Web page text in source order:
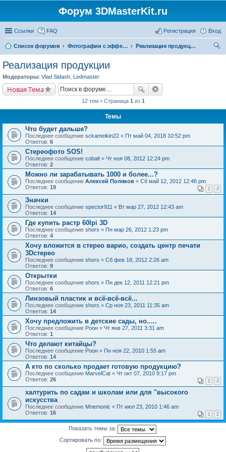
Форум 3DMasterKit.ru
Ссылки FAQ Вход
Регистрация
Список форумов Фотографии с эффектом стерео, варио, 3D, анимации, морфинга
Реализация продукции
Реализация продукции
Модераторы: Vlad Sidash Ledmaster
Новая Тема
12 тем • Страница 1 из 1
Темы
Что будет дальше?
Последнее сообщение sckameikin22 « Пт май 04, 2018 10:52 pm
Ответов: 6
Стереофото SOS!
Последнее сообщение cobalt « Чт ноя 08, 2012 12:24 pm
Ответов: 2
Можно ли зарабатывать 1000 и более...?
Последнее сообщение Алексей Поляков « Сб май 12, 2012 12:46 pm
Ответов: 19 1 2
Значки
Последнее сообщение spector911 « Вт мар 27, 2012 12:43 am
Ответов: 14
Где купить растр 60lpi 3D
Последнее сообщение shors « Пн мар 26, 2012 1:23 pm
Ответов: 4
Хочу вложится в стерео варио, создать центр печати
3Dстерео
Последнее сообщение shors « Сб фев 18, 2012 2:26 am
Ответов: 9
Открытки
Последнее сообщение shors « Пн дек 12, 2011 12:21 pm
Ответов: 6
Линзовый пластик и всё-всё-всё...
Последнее сообщение shors « Ср ноя 23, 2011 11:35 am
Ответов: 14
Хочу предложить в детские сады, но.....
Последнее сообщение Pоон « Чт янв 27, 2011 3:31 am
Ответов: 1
Что делают китайцы?
Последнее сообщение Pоон « Пн ноя 22, 2010 1:55 am
Ответов: 14
А кто по сколько продает готовую продукцию?
Последнее сообщение MarvelCat « Чт окт 07, 2010 9:17 pm
Ответов: 26 1 2
халтурить по садам и школам или для "высокого
искусства
Последнее сообщение Mnemonic « Пт июл 23, 2010 1:46 am
Ответов: 16 1 2
Показать темы за:
Сортировать по: